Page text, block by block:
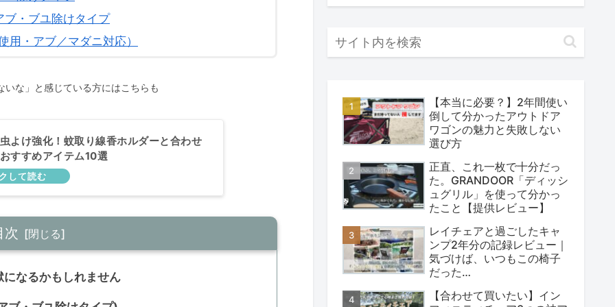
・ブユ除けタイプ
用・アブ／マダニ対応）
いな」と感じている方にはこちらも
よけ強化！蚊取り線香ホルダーと合わせ
すすめアイテム10選
次
なるかもしれません
【本当に必要？】2年間使い
倒して分かったアウトドア
ワゴンの魅力と失敗しない
選び方
正直、これ一枚で十分だっ
た。GRANDOOR「ディッシ
ュグリル」を使って分かっ
たこと【提供レビュー】
レイチェアと過ごしたキャ
ンプ2年分の記録レビュー｜
気づけば、いつもこの椅子
だった…
【合わせて買いたい】イン